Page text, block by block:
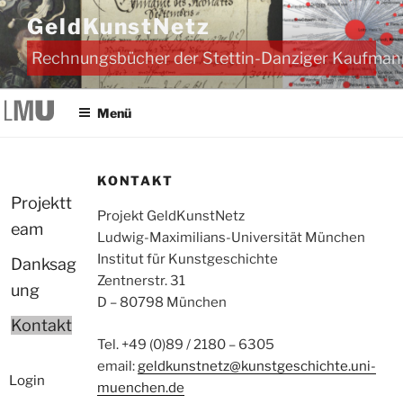
Zum
Inhalt
springen
GeldKunstNetz
Rechnungsbücher der Stettin-Danziger
Menü
Projektt
eam
Danksag
ung
Kontakt
Login
KONTAKT
Projekt GeldKunstNetz
Ludwig-Maximilians-Universität München
Institut für Kunstgeschichte
Zentnerstr. 31
D – 80798 München
Tel. +49 (0)89 / 2180 – 6305
email: geldkunstnetz@kunstgeschichte.uni-
muenchen.de